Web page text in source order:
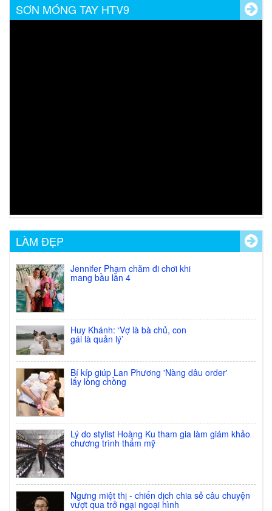
Nước rửa PROSPER (Remover)
Nước pha sơn PROSPER (Thinner)
Giá: 33.000 đ
XEM CHI TIẾT
N&D(Quick Dry Top Coat)
Giá: 40.000 đ
Sơn Prosper No1
Sơn Mờ,Nhám,Lì(Matte Top Coat)
XEM CHI TIẾT
SƠN MÓNG TAY HTV9
LÀM ĐẸP
Jennifer Phạm chăm đi chơi khi
mang bầu lần 4
Huy Khánh: ‘Vợ là bà chủ, con
gái là quản lý’
Bí kíp giúp Lan Phương 'Nàng dâu order'
lấy lòng chồng
Lý do stylist Hoàng Ku tham gia làm giám khảo
chương trình thẩm mỹ
Ngưng miệt thị - chiến dịch chia sẻ câu chuyện
vượt qua trở ngại ngoại hình